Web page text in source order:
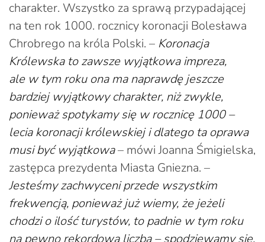
charakter. Wszystko za sprawą przypadającej
na ten rok 1000. rocznicy koronacji Bolesława
Chrobrego na króla Polski. – Koronacja
Królewska to zawsze wyjątkowa impreza,
ale w tym roku ona ma naprawdę jeszcze
bardziej wyjątkowy charakter, niż zwykle,
ponieważ spotykamy się w rocznicę 1000 –
lecia koronacji królewskiej i dlatego ta oprawa
musi być wyjątkowa– mówi Joanna Śmigielska,
zastępca prezydenta Miasta Gniezna. –
Jesteśmy zachwyceni przede wszystkim
frekwencją, ponieważ już wiemy, że jeżeli
chodzi o ilość turystów, to padnie w tym roku
na pewno rekordowa liczba – spodziewamy się,